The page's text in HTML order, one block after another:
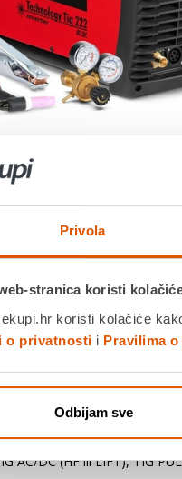
Privola
stranica koristi
koristi kolačiće
o privatnosti i Pravilima
Odbijam sve
AC/DC (HF ili LIFT), TIG